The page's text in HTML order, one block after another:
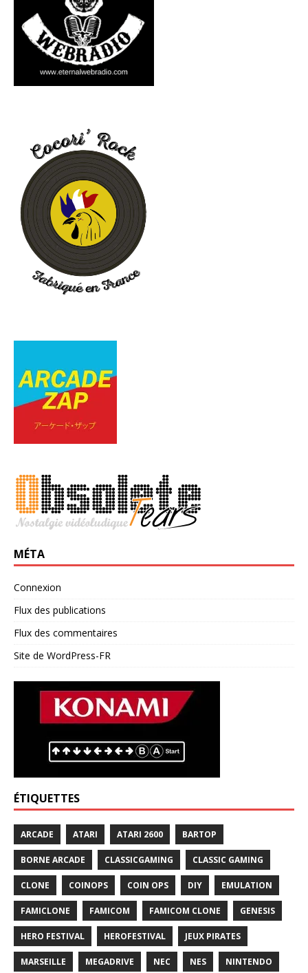
MÉTA
Connexion
Flux des publications
Flux des commentaires
Site de WordPress-FR
ÉTIQUETTES
ARCADE ATARI ATARI 2600 BARTOP
BORNE ARCADE CLASSICGAMING CLASSIC GAMING
CLONE COINOPS COIN OPS DIY EMULATION
FAMICLONE FAMICOM FAMICOM CLONE GENESIS
HERO FESTIVAL HEROFESTIVAL JEUX PIRATES
MARSEILLE MEGADRIVE NEC NES NINTENDO